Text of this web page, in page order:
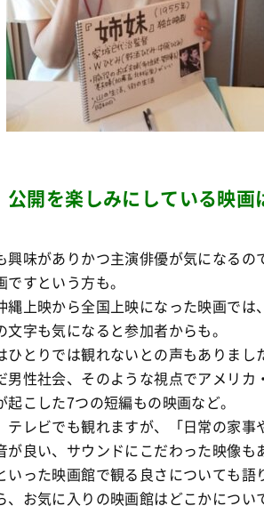
公開を楽しみにしている映画
味がありかつ主演俳優が気になるの
すという方も。
縄上映から全国上映になった映画では
字も気になると参加者からも。
とりでは観れないとの声もありまし
男性社会、そのような視点でアメリカ
こした7つの短編もの映画など。
テレビでも観れますが、「日常の家事
が良い、サウンドにこだわった映像も
いった映画館で観る良さについても語
、お気に入りの映画館はどこかについ